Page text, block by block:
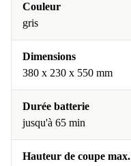
Couleur
gris
Dimensions
380 x 230 x 550 mm
Durée batterie
jusqu'à 65 min
Hauteur de coupe max.